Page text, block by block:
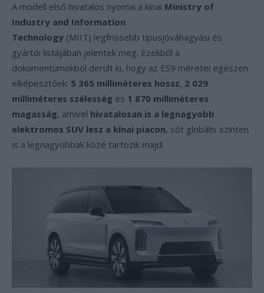
A modell első hivatalos nyomai a kínai Ministry of
Industry and Information
Technology (MIIT) legfrissebb típusjóváhagyási és
gyártói listájában jelentek meg. Ezekből a
dokumentumokból derült ki, hogy az ES9 méretei egészen
elképesztőek: 5 365 milliméteres hossz, 2 029
milliméteres szélesség és 1 870 milliméteres
magasság, amivel hivatalosan is a legnagyobb
elektromos SUV lesz a kínai piacon, sőt globális szinten
is a legnagyobbak közé tartozik majd.